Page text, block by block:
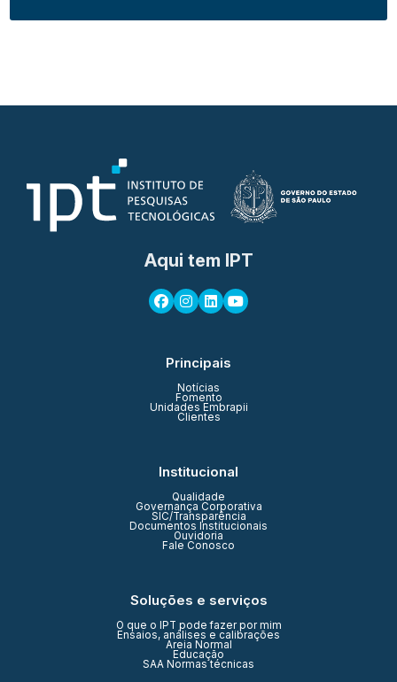
Aqui tem IPT
Principais
Notícias
Fomento
Unidades Embrapii
Clientes
Institucional
Qualidade
Governança Corporativa
SIC/Transparência
Documentos Institucionais
Ouvidoria
Fale Conosco
Soluções e serviços
O que o IPT pode fazer por mim
Ensaios, análises e calibrações
Areia Normal
Educação
SAA Normas técnicas